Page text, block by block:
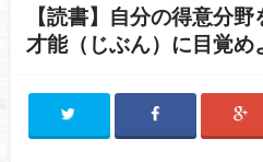
【読書】自分の得意分野
才能（じぶん）に目覚め